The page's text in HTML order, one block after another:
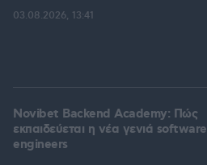
03.08.2026, 13:41
Novibet Backend Academy: Πώς
εκπαιδεύεται η νέα γενιά software
engineers